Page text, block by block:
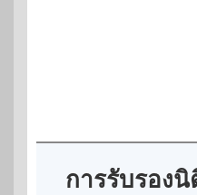
การรับรอง